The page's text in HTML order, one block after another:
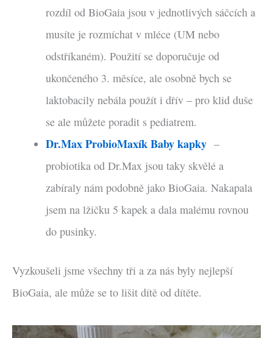
rozdíl od BioGaia jsou v jednotlivých sáčcích a
musíte je rozmíchat v mléce (UM nebo
odstříkaném). Použití se doporučuje od
ukončeného 3. měsíce, ale osobně bych se
laktobacily nebála použít i dřív – pro klid duše
se ale můžete poradit s pediatrem.
Dr.Max ProbioMaxík Baby kapky –
probiotika od Dr.Max jsou taky skvělé a
zabíraly nám podobně jako BioGaia. Nakapala
jsem na lžičku 5 kapek a dala malému rovnou
do pusinky.
Vyzkoušeli jsme všechny tři a za nás byly nejlepší
BioGaia, ale může se to lišit dítě od dítěte.